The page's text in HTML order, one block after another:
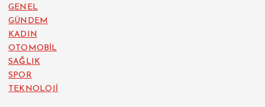
GENEL
GÜNDEM
KADIN
OTOMOBİL
SAĞLIK
SPOR
TEKNOLOJİ